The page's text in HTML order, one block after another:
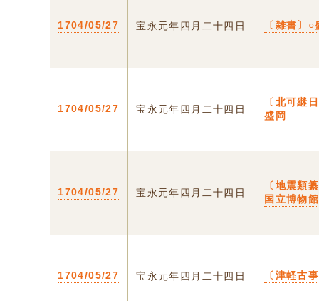
1704/05/27 宝永元年四月二十四日 〔雑書〕○
1704/05/27 宝永元年四月二十四日
〔北可継
盛岡
1704/05/27 宝永元年四月二十四日
〔地震類
国立博物館
1704/05/27 宝永元年四月二十四日 〔津軽古